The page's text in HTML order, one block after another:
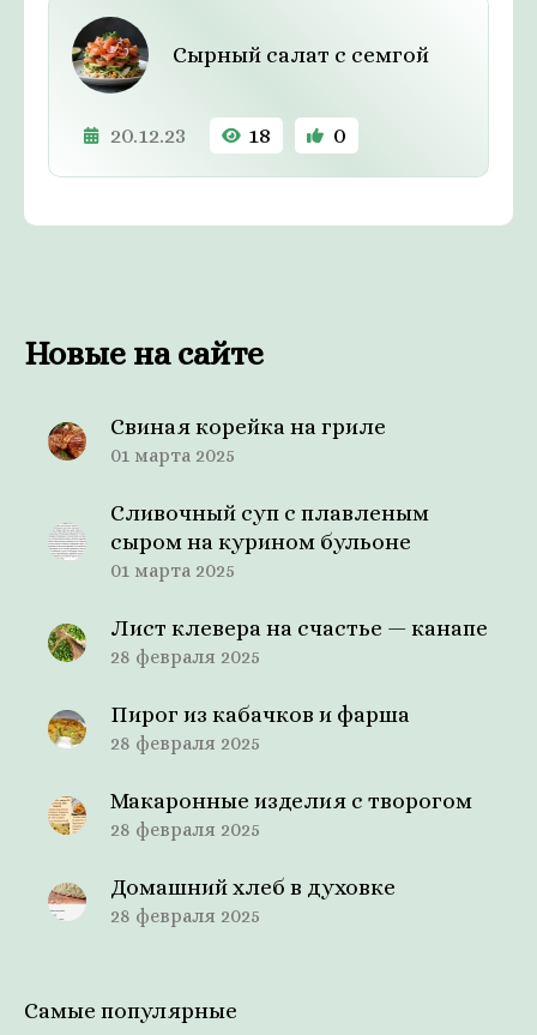
Сырный салат с семгой
20.12.23 18 0
Новые на сайте
Свиная корейка на гриле
01 марта 2025
Сливочный суп с плавленым
сыром на курином бульоне
01 марта 2025
Лист клевера на счастье — канапе
28 февраля 2025
Пирог из кабачков и фарша
28 февраля 2025
Макаронные изделия с творогом
28 февраля 2025
Домашний хлеб в духовке
28 февраля 2025
Самые популярные